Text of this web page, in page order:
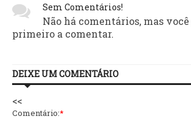
Sem Comentários!
Não há comentários, mas você
primeiro a comentar.
DEIXE UM COMENTÁRIO
<<
Comentário:*